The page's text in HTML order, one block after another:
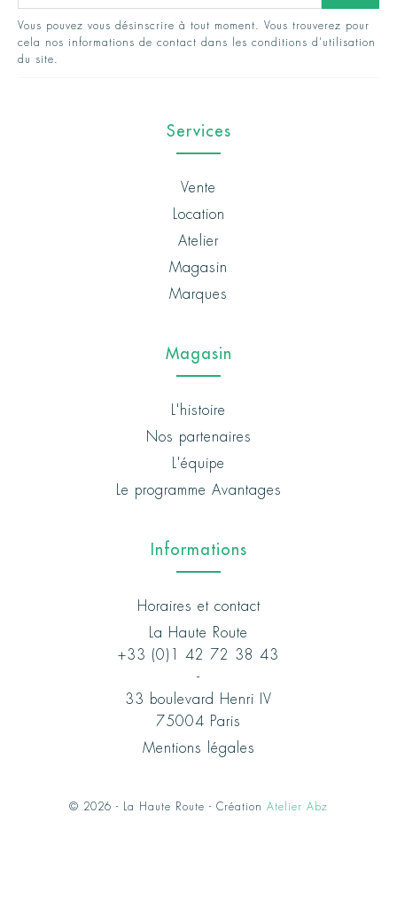
Vous pouvez vous désinscrire à tout moment. Vous trouverez pour
cela nos informations de contact dans les conditions d'utilisation
du site.
Services
Vente
Location
Atelier
Magasin
Marques
Magasin
L'histoire
Nos partenaires
L'équipe
Le programme Avantages
Informations
Horaires et contact
La Haute Route
+33 (0)1 42 72 38 43
-
33 boulevard Henri IV
75004 Paris
Mentions légales
© 2026 - La Haute Route - Création Atelier Abz